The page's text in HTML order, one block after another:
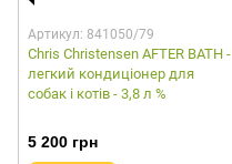
Артикул: 841050/79
Chris Christensen AFTER BATH -
легкий кондиціонер для
собак і котів - 3,8 л %
5 200 грн